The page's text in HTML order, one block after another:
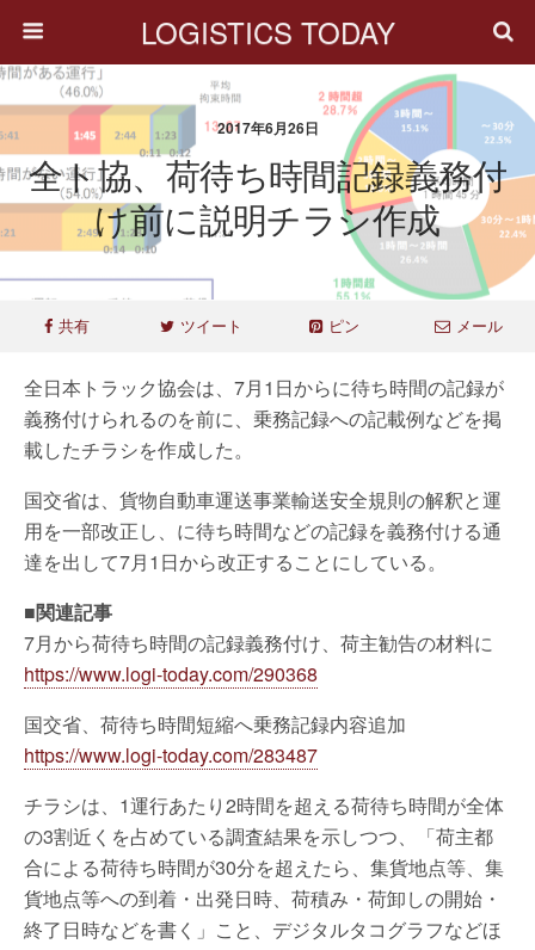
LOGISTICS TODAY
2017年6月26日
全ト協、荷待ち時間記録義務付
け前に説明チラシ作成
共有 ツイート ピン メール
全日本トラック協会は、7月1日からに待ち時間の記録が
義務付けられるのを前に、乗務記録への記載例などを掲
載したチラシを作成した。
国交省は、貨物自動車運送事業輸送安全規則の解釈と運
用を一部改正し、に待ち時間などの記録を義務付ける通
達を出して7月1日から改正することにしている。
■関連記事
7月から荷待ち時間の記録義務付け、荷主勧告の材料に
https://www.logi-today.com/290368
国交省、荷待ち時間短縮へ乗務記録内容追加
https://www.logi-today.com/283487
チラシは、1運行あたり2時間を超える荷待ち時間が全体
の3割近くを占めている調査結果を示しつつ、「荷主都
合による荷待ち時間が30分を超えたら、集貨地点等、集
貨地点等への到着・出発日時、荷積み・荷卸しの開始・
終了日時などを書く」こと、デジタルタコグラフなどほ